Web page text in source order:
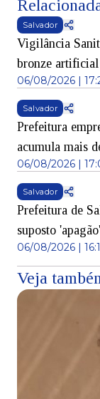
Salvador
Vigilância
bronze
06/08/2026 |
Salvador
Prefeitura
acumula mais
06/08/2026 |
Salvador
Prefeitura de
suposto
06/08/2026 |
Veja